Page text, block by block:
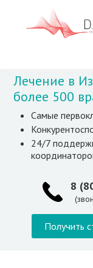
Лечение в
более 500
Самые
24/7
8
Получить